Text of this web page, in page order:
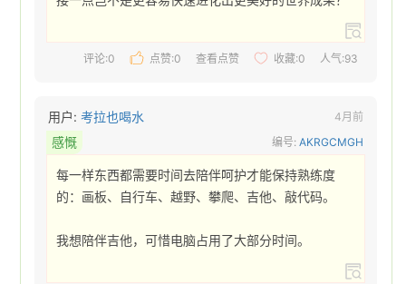
评论:0 点赞:0 查看点赞 收藏:0 人气:93
用户:考拉也喝水 4月前
感慨 编号:AKRGCMGH
每一样东西都需要时间去陪伴呵护才能保持熟练度
的：画板、自行车、越野、攀爬、吉他、敲代码。
我想陪伴吉他，可惜电脑占用了大部分时间。